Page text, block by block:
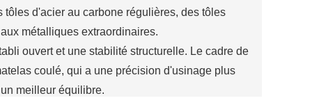
d'acier au carbone régulières, des tôles
métalliques extraordinaires.
ouvert et une stabilité structurelle. Le cadre de
coulé, qui a une précision d'usinage plus
meilleur équilibre.